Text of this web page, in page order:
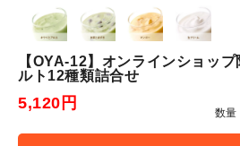
【OYA-12】オンラインショッ
ルト12種類詰合せ
5,120円
数量